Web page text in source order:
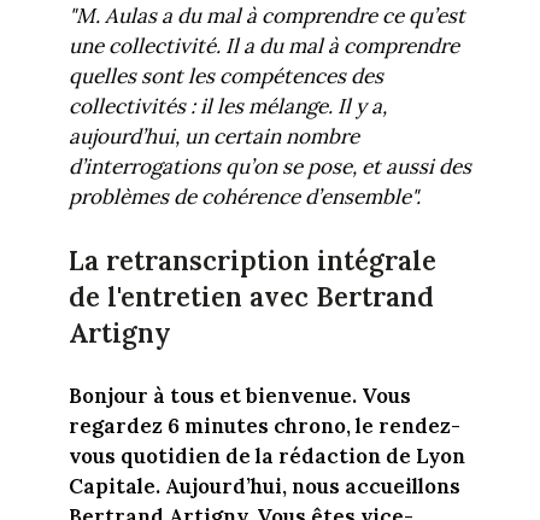
"M. Aulas a du mal à comprendre ce qu’est
une collectivité. Il a du mal à comprendre
quelles sont les compétences des
collectivités : il les mélange. Il y a,
aujourd’hui, un certain nombre
d’interrogations qu’on se pose, et aussi des
problèmes de cohérence d’ensemble".
La retranscription intégrale
de l'entretien avec Bertrand
Artigny
Bonjour à tous et bienvenue. Vous
regardez 6 minutes chrono, le rendez-
vous quotidien de la rédaction de Lyon
Capitale. Aujourd’hui, nous accueillons